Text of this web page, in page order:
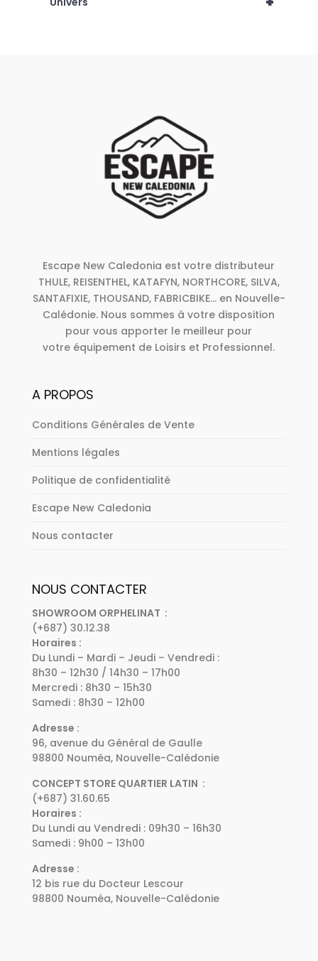
Escape New Caledonia est votre distributeur
THULE, REISENTHEL, KATAFYN, NORTHCORE, SILVA,
SANTAFIXIE, THOUSAND, FABRICBIKE... en Nouvelle-
Calédonie. Nous sommes à votre disposition
pour vous apporter le meilleur pour
votre équipement de Loisirs et Professionnel.
A PROPOS
Conditions Générales de Vente
Mentions légales
Politique de confidentialité
Escape New Caledonia
Nous contacter
NOUS CONTACTER
SHOWROOM ORPHELINAT :
(+687) 30.12.38
Horaires :
Du Lundi – Mardi – Jeudi – Vendredi :
8h30 – 12h30 / 14h30 – 17h00
Mercredi : 8h30 – 15h30
Samedi : 8h30 – 12h00
Adresse :
96, avenue du Général de Gaulle
98800 Nouméa, Nouvelle-Calédonie
CONCEPT STORE QUARTIER LATIN :
(+687) 31.60.65
Horaires :
Du Lundi au Vendredi : 09h30 – 16h30
Samedi : 9h00 – 13h00
Adresse :
12 bis rue du Docteur Lescour
98800 Nouméa, Nouvelle-Calédonie